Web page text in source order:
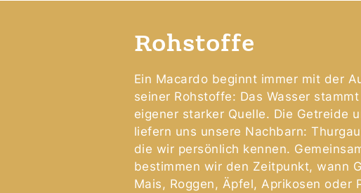
Rohstoffe
Ein Macardo beginnt immer mit der
seiner Rohstoffe: Das Wasser
eigener starker Quelle. Die Getreide
liefern uns unsere Nachbarn:
die wir persönlich kennen.
bestimmen wir den Zeitpunkt, wann
Mais, Roggen, Äpfel, Aprikosen oder